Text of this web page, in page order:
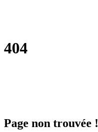
404
Page non trouvée !